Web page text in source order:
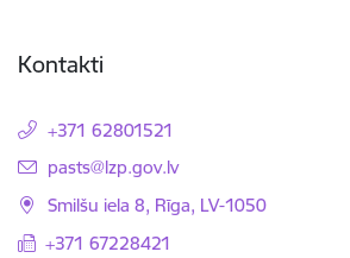
Kontakti
+371 62801521
E-pasts:
pasts@lzp.gov.lv
Smilšu iela 8, Rīga, LV-1050
+371 67228421